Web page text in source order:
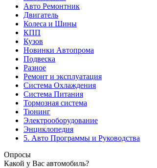
Авто Ремонтник
Двигатель
Колеса и Шины
КПП
Кузов
Новинки Автопрома
Подвеска
Разное
Ремонт и эксплуатация
Система Охлаждения
Система Питания
Тормозная система
Тюнинг
Электрооборудование
Энциклопедия
5. Авто Программы и Руководства
Опросы
Какой у Вас автомобиль?